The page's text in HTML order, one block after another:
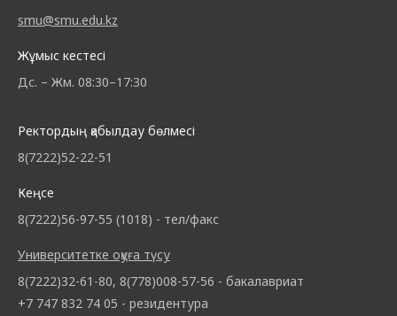
smu@smu.edu.kz
Жұмыс кестесі
Дс. – Жм. 08:30–17:30
Ректордың қабылдау бөлмесі
8(7222)52-22-51
Кеңсе
8(7222)56-97-55 (1018) - тел/факс
Университетке оқуға түсу
8(7222)32-61-80, 8(778)008-57-56 - бакалавриат
+7 747 832 74 05 - резидентура